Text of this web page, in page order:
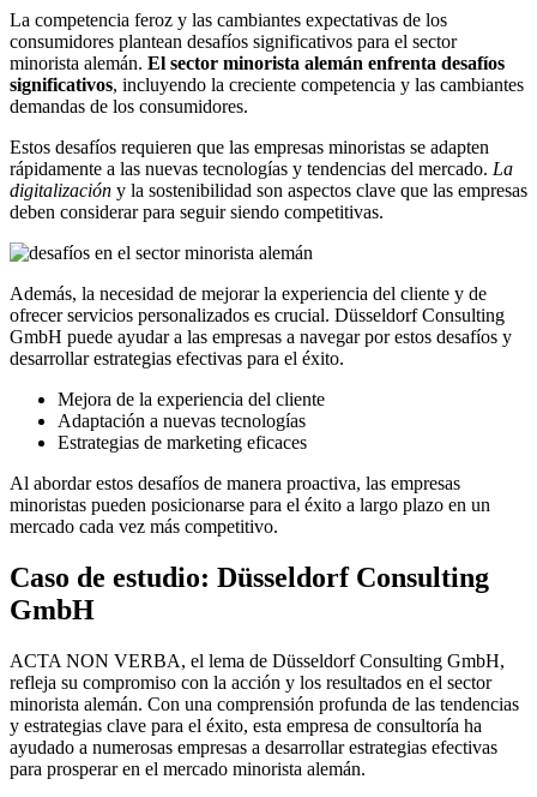
La competencia feroz y las cambiantes expectativas de los
consumidores plantean desafíos significativos para el sector
minorista alemán. El sector minorista alemán enfrenta desafíos
significativos, incluyendo la creciente competencia y las cambiantes
demandas de los consumidores.
Estos desafíos requieren que las empresas minoristas se adapten
rápidamente a las nuevas tecnologías y tendencias del mercado. La
digitalización y la sostenibilidad son aspectos clave que las empresas
deben considerar para seguir siendo competitivas.
Además, la necesidad de mejorar la experiencia del cliente y de
ofrecer servicios personalizados es crucial. Düsseldorf Consulting
GmbH puede ayudar a las empresas a navegar por estos desafíos y
desarrollar estrategias efectivas para el éxito.
Mejora de la experiencia del cliente
Adaptación a nuevas tecnologías
Estrategias de marketing eficaces
Al abordar estos desafíos de manera proactiva, las empresas
minoristas pueden posicionarse para el éxito a largo plazo en un
mercado cada vez más competitivo.
Caso de estudio: Düsseldorf Consulting
GmbH
ACTA NON VERBA, el lema de Düsseldorf Consulting GmbH,
refleja su compromiso con la acción y los resultados en el sector
minorista alemán. Con una comprensión profunda de las tendencias
y estrategias clave para el éxito, esta empresa de consultoría ha
ayudado a numerosas empresas a desarrollar estrategias efectivas
para prosperar en el mercado minorista alemán.